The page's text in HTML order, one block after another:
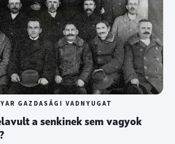
GAZDASÁGI VADNYUGAT
a senkinek sem vagyok